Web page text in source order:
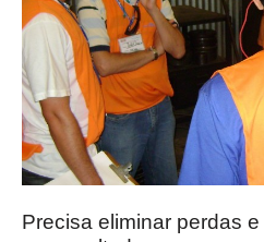
Precisa eliminar perdas